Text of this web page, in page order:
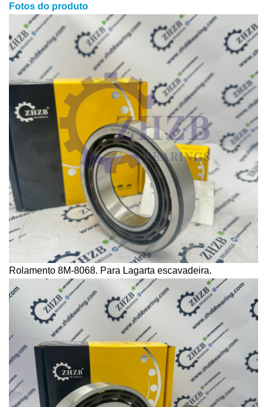
Fotos do produto
Rolamento 8M-8068. Para Lagarta escavadeira.